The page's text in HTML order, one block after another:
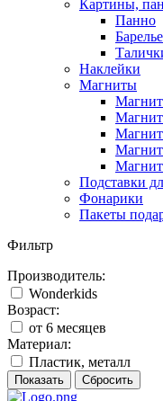
Картины,
Панно
Наклейки
Магниты
Подставки
Фонарики
Пакеты
Фильтр
Производитель:
Wonderkids
Возраст:
от 6 месяцев
Материал:
Пластик, металл